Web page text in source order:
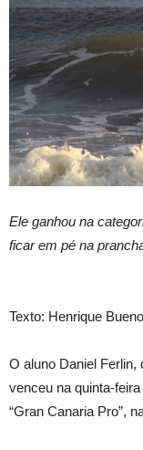
Ele ganhou na
ficar em pé na
Texto: Henrique Bueno
O aluno Daniel Ferlin,
venceu na quinta-
“Gran Canaria Pro”,